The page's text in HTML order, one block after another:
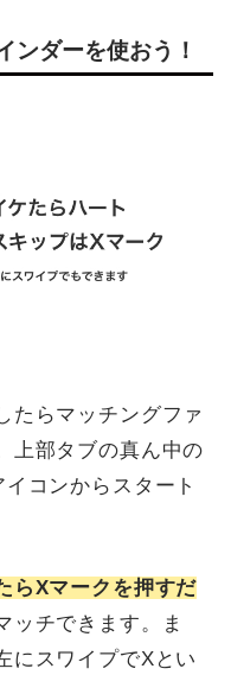
ンダーを使おう！
たらマッチングファ
上部タブの真ん中の
コンからスタート
らXマークを押すだ
ッチできます。ま
にスワイプでXとい